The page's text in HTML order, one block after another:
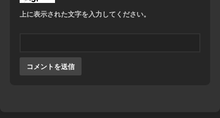
上に表示された文字を入力してください。